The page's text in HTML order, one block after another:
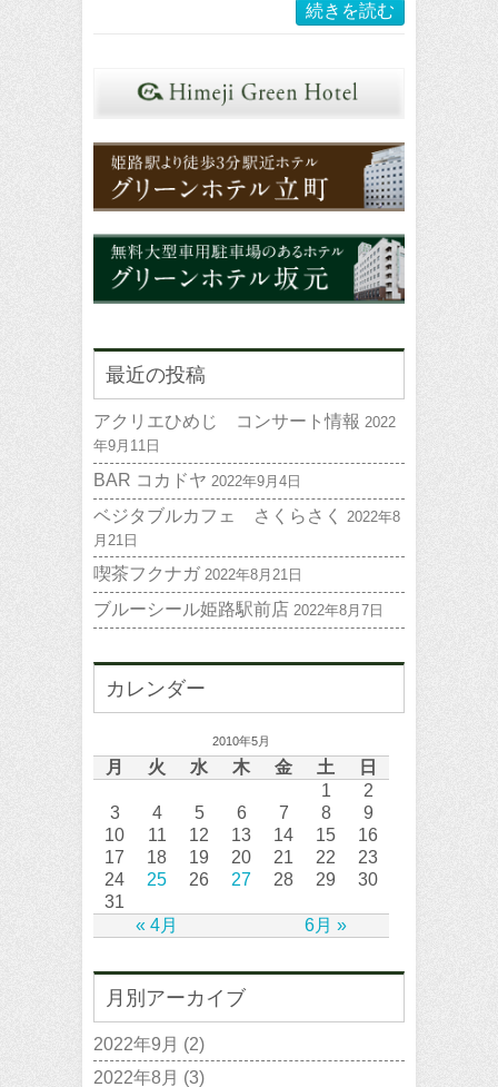
続きを読む
最近の投稿
アクリエひめじ コンサート情報 2022
年9月11日
BAR コカドヤ 2022年9月4日
ベジタブルカフェ さくらさく
2022年8
月21日
喫茶フクナガ 2022年8月21日
ブルーシール姫路駅前店 2022年8月7日
カレンダー
2010年5月
月 火 水 木 金 土 日
« 4月 6月 »
1
2
3
4 5 6 7 8
9
10
11 12 13 14 15
16
17
18 19 20 21 22
23
24
25 26 27 28 29
30
31
月別アーカイブ
2022年9月 (2)
2022年8月 (3)